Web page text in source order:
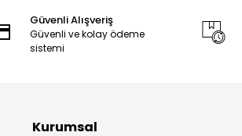
Güvenli Alışveriş
Güvenli ve kolay ödeme
sistemi
Kurumsal